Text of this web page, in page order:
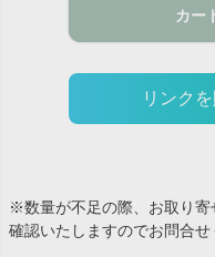
カー
※数量が不足の際、お取り寄
確認いたしますのでお問合せ